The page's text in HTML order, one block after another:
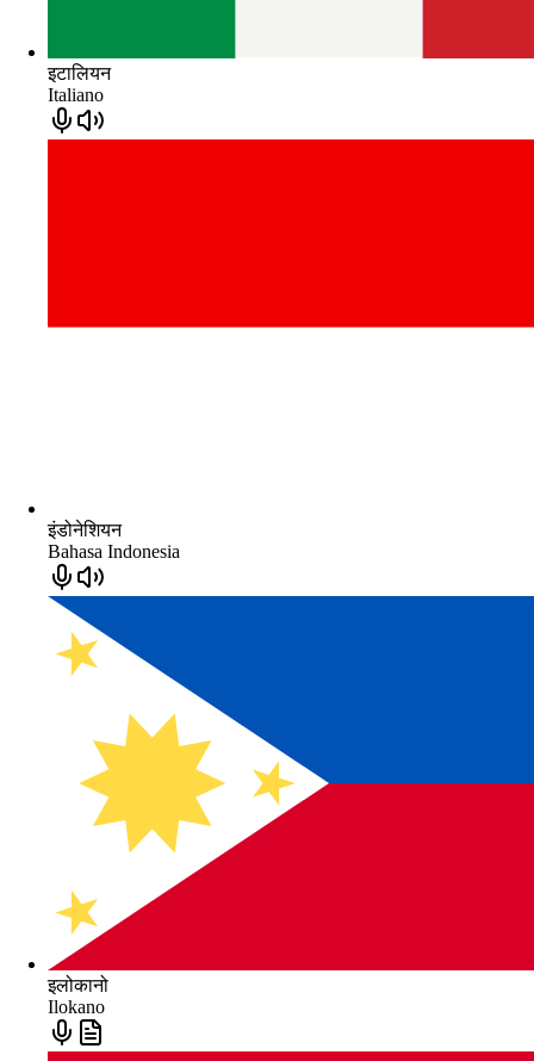
इटालियन
Italiano
इंडोनेशियन
Bahasa Indonesia
इलोकानो
Ilokano